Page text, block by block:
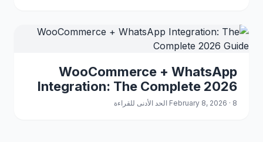
WooCommerce + WhatsApp
Integration: The Complete 2026
Guide
February 8, 2026 · 8 الحد الأدنى للقراءة